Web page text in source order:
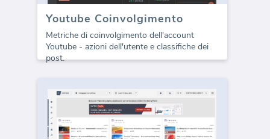
Youtube Coinvolgimento
Metriche di coinvolgimento dell'account
Youtube - azioni dell'utente e classifiche dei
post.